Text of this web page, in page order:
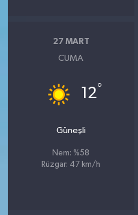
27 MART
CUMA
12°
Güneşli
Nem: %58
Rüzgar: 47 km/h